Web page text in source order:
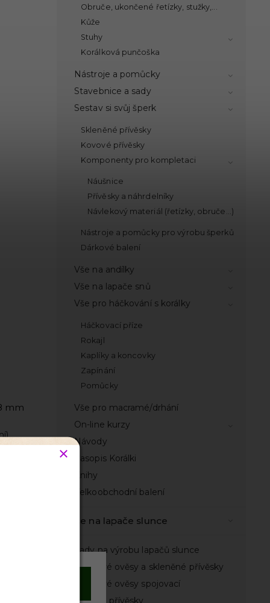
Obruče, ukončené řetízky, stužky,...
Kůže
Stuhy
Korálková punčoška
Nástroje a pomůcky
Stavebnice a sady
Sestav si svůj šperk
Skleněné přívěsky
Kovové přívěsky
Komponenty pro kompletaci
Náušnice
Přívěsky a náhrdelníky
Návlekový materiál (řetízky, obruče...)
Nástroje a pomůcky pro výrobu šperků
Dárkové balení
Vše na andílky
Vše na lapače snů
Vše pro háčkování s korálky
Háčkovací příze
Rokajl
Kaplíky a koncovky
Zapínání
Pomůcky
Vše pro macramé/drhání
On-line kurzy
Návody
Časopis Korálki
Knihy
Velkoobchodní balení
Vše na lapače slunce
Sady na výrobu lapačů slunce
Lustrové ověsy a skleněné přívěsky
Lustrové ověsy spojovací
Kovové přívěsky
mm